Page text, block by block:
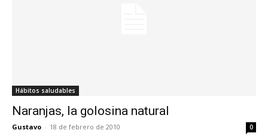
Hábitos saludables
Naranjas, la golosina natural
Gustavo - 18 de febrero de 2010 0